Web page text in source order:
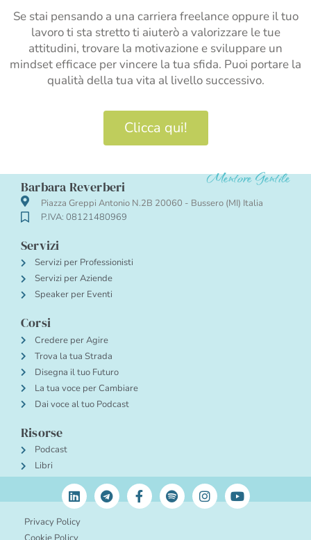
Se stai pensando a una carriera freelance oppure il tuo
lavoro ti sta stretto ti aiuterò a valorizzare le tue
attitudini, trovare la motivazione e sviluppare un
mindset efficace per vincere la tua sfida. Puoi portare la
qualità della tua vita al livello successivo.
Clicca qui!
Barbara Reverberi Mentore Gentile
Piazza Greppi Antonio N.2B 20060 - Bussero (MI) Italia
P.IVA: 08121480969
Servizi
Servizi per Professionisti
Servizi per Aziende
Speaker per Eventi
Corsi
Credere per Agire
Trova la tua Strada
Disegna il tuo Futuro
La tua voce per Cambiare
Dai voce al tuo Podcast
Risorse
Podcast
Libri
Privacy Policy